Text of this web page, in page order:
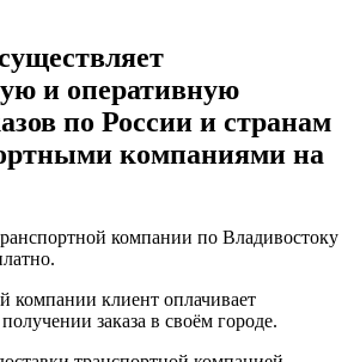
и оперативную
по России и странам
компаниями на
компании по Владивостоку
компании клиент оплачивает
заказа в своём городе.